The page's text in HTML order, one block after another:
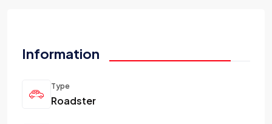
Information
Type
Roadster